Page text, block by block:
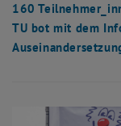
160
TU bot mit dem